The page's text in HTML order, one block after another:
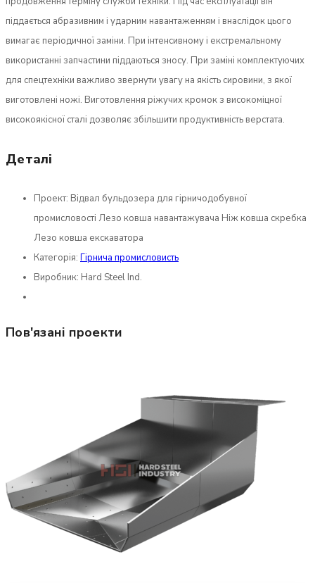
піддається абразивним і ударним навантаженням і внаслідок цього
вимагає періодичної заміни. При інтенсивному і екстремальному
використанні запчастини піддаються зносу. При заміні комплектуючих
для спецтехніки важливо звернути увагу на якість сировини, з якої
виготовлені ножі. Виготовлення ріжучих кромок з високоміцної
високоякісної сталі дозволяє збільшити продуктивність верстата.
Деталі
Проект: Відвал бульдозера для гірничодобувної
промисловості Лезо ковша навантажувача Ніж ковша скребка
Лезо ковша екскаватора
Категорія: Гірнича промисловисть
Виробник: Hard Steel Ind.
Пов'язані проекти